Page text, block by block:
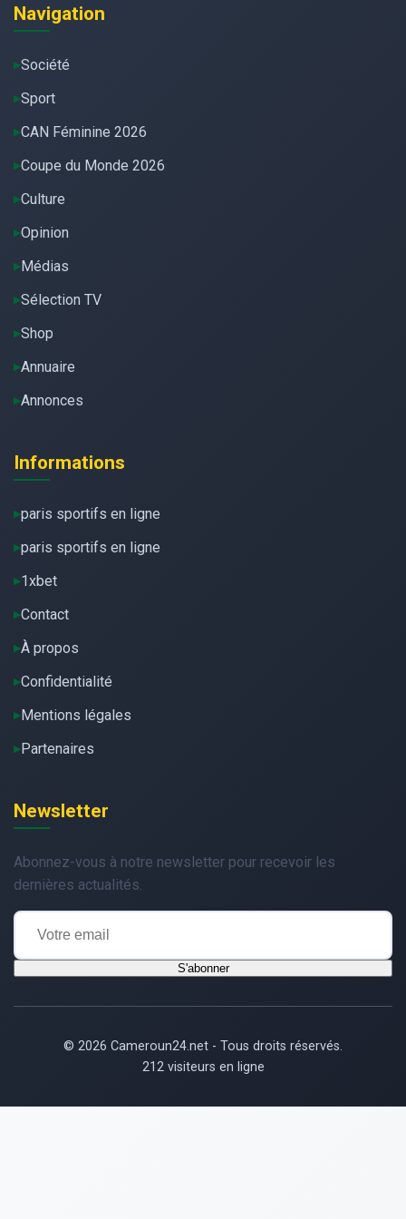
Navigation
Société
Sport
CAN Féminine 2026
Coupe du Monde 2026
Culture
Opinion
Médias
Sélection TV
Shop
Annuaire
Annonces
Informations
paris sportifs en ligne
paris sportifs en ligne
1xbet
Contact
À propos
Confidentialité
Mentions légales
Partenaires
Newsletter
Abonnez-vous à notre newsletter pour recevoir les
dernières actualités.
S'abonner
© 2026 Cameroun24.net - Tous droits réservés.
212 visiteurs en ligne